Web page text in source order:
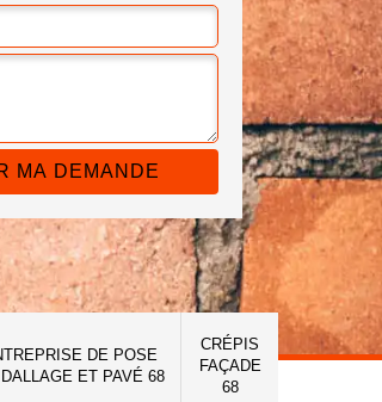
DE POSE
ET PAVÉ 68
CRÉPIS
FAÇADE
68